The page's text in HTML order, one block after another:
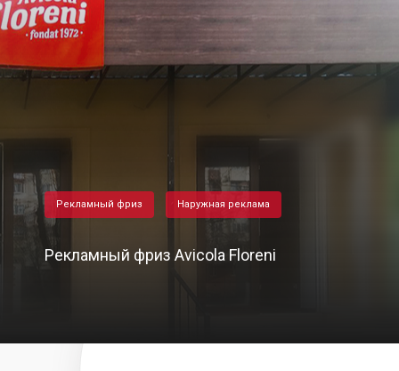
Рекламный фриз Наружная реклама
Рекламный фриз Avicola Floreni